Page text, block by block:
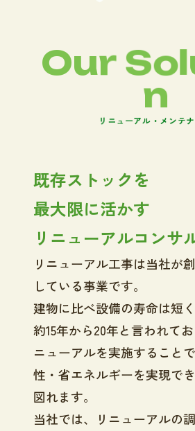
Our Sol
n
リ ニュ ーアル ・ メ ンテナ
既存ストックを
最大限に活かす
リニューアルコンサ
リニューアル工事は当社が
している事業です。
建物に比べ設備の寿命は短
約15年から20年と言われて
ニューアルを実施すること
性・省エネルギーを実現で
図れます。
当社では、リニューアルの